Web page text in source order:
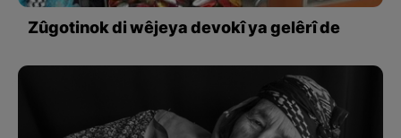
Zûgotinok di wêjeya devokî ya gelêrî de